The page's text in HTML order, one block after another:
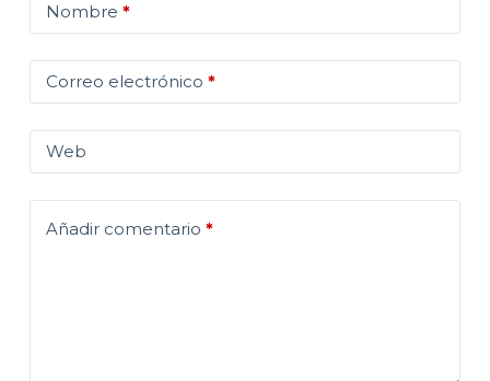
Nombre *
Correo electrónico *
Web
Añadir comentario *